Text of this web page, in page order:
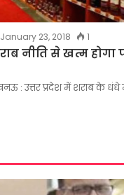
January 23, 2018 1
नीति से खत्म होगा
: उत्तर प्रदेश में शराब के